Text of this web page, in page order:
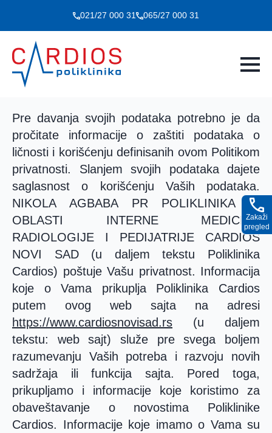
021/27 000 31 065/27 000 31
Zakaži
pregled
Pre davanja svojih podataka potrebno je da
pročitate informacije o zaštiti podataka o
ličnosti i korišćenju definisanih ovom Politikom
privatnosti. Slanjem svojih podataka dajete
saglasnost o korišćenju Vaših podataka.
NIKOLA AGBABA PR POLIKLINIKA IZ
OBLASTI INTERNE MEDICINE
RADIOLOGIJE I PEDIJATRIJE CARDIOS
NOVI SAD (u daljem tekstu Poliklinika
Cardios) poštuje Vašu privatnost. Informacija
koje o Vama prikuplja Poliklinika Cardios
putem ovog web sajta na adresi
https://www.cardiosnovisad.rs (u daljem
tekstu: web sajt) služe pre svega boljem
razumevanju Vaših potreba i razvoju novih
sadržaja ili funkcija sajta. Pored toga,
prikupljamo i informacije koje koristimo za
obaveštavanje o novostima Poliklinike
Cardios. Informacije koje imamo o Vama su